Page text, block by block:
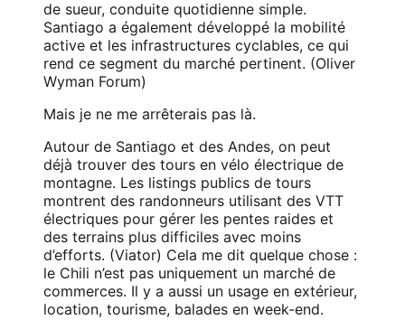
de sueur, conduite quotidienne simple.
Santiago a également développé la mobilité
active et les infrastructures cyclables, ce qui
rend ce segment du marché pertinent. (Oliver
Wyman Forum)
Mais je ne me arrêterais pas là.
Autour de Santiago et des Andes, on peut
déjà trouver des tours en vélo électrique de
montagne. Les listings publics de tours
montrent des randonneurs utilisant des VTT
électriques pour gérer les pentes raides et
des terrains plus difficiles avec moins
d’efforts. (Viator) Cela me dit quelque chose :
le Chili n’est pas uniquement un marché de
commerces. Il y a aussi un usage en extérieur,
location, tourisme, balades en week-end.